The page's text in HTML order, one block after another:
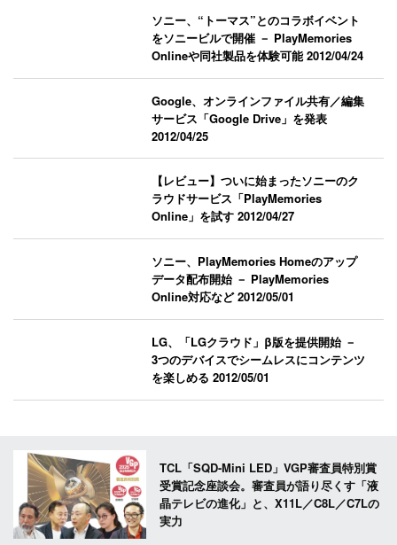
ソニー、“トーマス”とのコラボイベント
をソニービルで開催 － PlayMemories
Onlineや同社製品を体験可能2012/04/24
Google、オンラインファイル共有／編集
サービス「Google Drive」を発表
2012/04/25
【レビュー】ついに始まったソニーのク
ラウドサービス「PlayMemories
Online」を試す2012/04/27
ソニー、PlayMemories Homeのアップ
データ配布開始 － PlayMemories
Online対応など2012/05/01
LG、「LGクラウド」β版を提供開始 －
3つのデバイスでシームレスにコンテンツ
を楽しめる2012/05/01
TCL「SQD-Mini LED」VGP審査員特別賞
受賞記念座談会。審査員が語り尽くす「液
晶テレビの進化」と、X11L／C8L／C7Lの
実力